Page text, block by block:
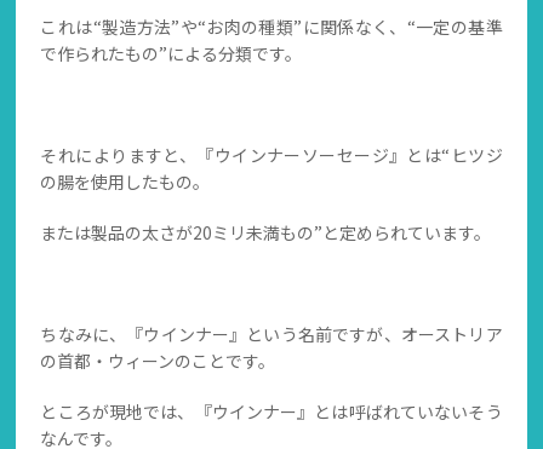
これは“製造方法”や“お肉の種類”に関係なく、“一定の基準
で作られたもの”による分類です。
それによりますと、『ウインナーソーセージ』とは“ヒツジ
の腸を使用したもの。
または製品の太さが20ミリ未満もの”と定められています。
ちなみに、『ウインナー』という名前ですが、オーストリア
の首都・ウィーンのことです。
ところが現地では、『ウインナー』とは呼ばれていないそう
なんです。